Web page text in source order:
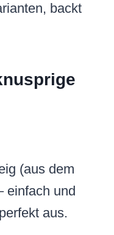
backt
(aus dem
einfach und
aus.